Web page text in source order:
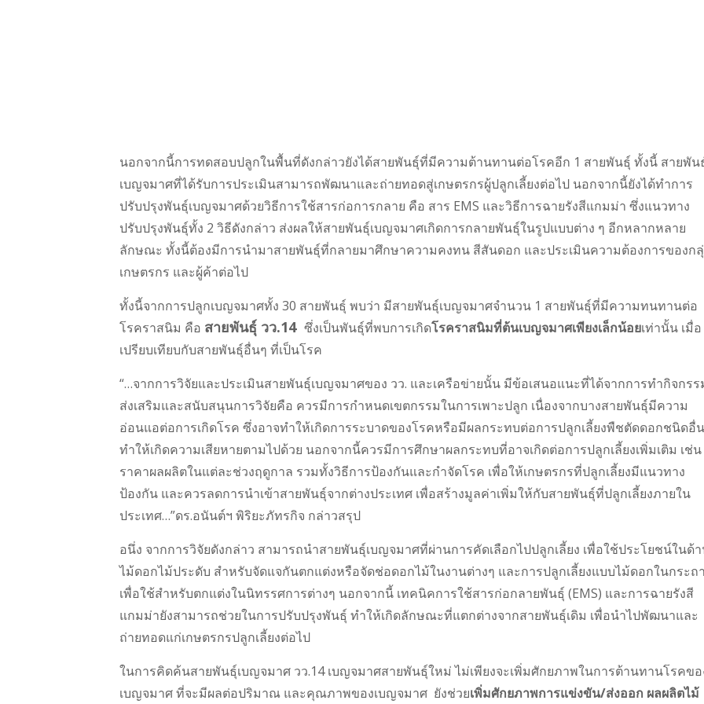
นอกจากนี้การทดสอบปลูกในพื้นที่ดังกล่าวยังได้สายพันธุ์ที่มีความต้านทานต่อโรคอีก 1 สายพันธุ์ ทั้งนี้ สายพัน
เบญจมาศที่ได้รับการประเมินสามารถพัฒนาและถ่ายทอดสู่เกษตรกรผู้ปลูกเลี้ยงต่อไป นอกจากนี้ยังได้ทำการ
ปรับปรุงพันธุ์เบญจมาศด้วยวิธีการใช้สารก่อการกลาย คือ สาร EMS และวิธีการฉายรังสีแกมม่า ซึ่งแนวทาง
ปรับปรุงพันธุ์ทั้ง 2 วิธีดังกล่าว ส่งผลให้สายพันธุ์เบญจมาศเกิดการกลายพันธุ์ในรูปแบบต่าง ๆ อีกหลากหลาย
ลักษณะ ทั้งนี้ต้องมีการนำมาสายพันธุ์ที่กลายมาศึกษาความคงทน สีสันดอก และประเมินความต้องการของก
เกษตรกร และผู้ค้าต่อไป
ทั้งนี้จากการปลูกเบญจมาศทั้ง 30 สายพันธุ์ พบว่า มีสายพันธุ์เบญจมาศจำนวน 1 สายพันธุ์ที่มีความทนทานต่อ
โรคราสนิม คือ สายพันธุ์ วว.14 ซึ่งเป็นพันธุ์ที่พบการเกิดโรคราสนิมที่ต้นเบญจมาศเพียงเล็กน้อยเท่านั้น เมื่อ
เปรียบเทียบกับสายพันธุ์อื่นๆ ที่เป็นโรค
“…จากการวิจัยและประเมินสายพันธุ์เบญจมาศของ วว. และเครือข่ายนั้น มีข้อเสนอแนะที่ได้จากการทำกิจกร
ส่งเสริมและสนับสนุนการวิจัยคือ ควรมีการกำหนดเขตกรรมในการเพาะปลูก เนื่องจากบางสายพันธุ์มีความ
อ่อนแอต่อการเกิดโรค ซึ่งอาจทำให้เกิดการระบาดของโรคหรือมีผลกระทบต่อการปลูกเลี้ยงพืชตัดดอกชนิดอื่
ทำให้เกิดความเสียหายตามไปด้วย นอกจากนี้ควรมีการศึกษาผลกระทบที่อาจเกิดต่อการปลูกเลี้ยงเพิ่มเติม เช่น
ราคาผลผลิตในแต่ละช่วงฤดูกาล รวมทั้งวิธีการป้องกันและกำจัดโรค เพื่อให้เกษตรกรที่ปลูกเลี้ยงมีแนวทาง
ป้องกัน และควรลดการนำเข้าสายพันธุ์จากต่างประเทศ เพื่อสร้างมูลค่าเพิ่มให้กับสายพันธุ์ที่ปลูกเลี้ยงภายใน
ประเทศ…”ดร.อนันต์ฯ พิริยะภัทรกิจ กล่าวสรุป
อนึ่ง จากการวิจัยดังกล่าว สามารถนำสายพันธุ์เบญจมาศที่ผ่านการคัดเลือกไปปลูกเลี้ยง เพื่อใช้ประโยชน์ในด้
ไม้ดอกไม้ประดับ สำหรับจัดแจกันตกแต่งหรือจัดช่อดอกไม้ในงานต่างๆ และการปลูกเลี้ยงแบบไม้ดอกในกระถ
เพื่อใช้สำหรับตกแต่งในนิทรรศการต่างๆ นอกจากนี้ เทคนิคการใช้สารก่อกลายพันธุ์ (EMS) และการฉายรังสี
แกมม่ายังสามารถช่วยในการปรับปรุงพันธุ์ ทำให้เกิดลักษณะที่แตกต่างจากสายพันธุ์เดิม เพื่อนำไปพัฒนาและ
ถ่ายทอดแก่เกษตรกรปลูกเลี้ยงต่อไป
ในการคิดค้นสายพันธุ์เบญจมาศ วว.14 เบญจมาศสายพันธุ์ใหม่ ไม่เพียงจะเพิ่มศักยภาพในการต้านทานโรคข
เบญจมาศ ที่จะมีผลต่อปริมาณ และคุณภาพของเบญจมาศ ยังช่วยเพิ่มศักยภาพการแข่งขัน/ส่งออก ผลผลิตไม้